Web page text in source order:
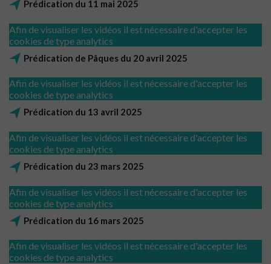
Prédication du 11 mai 2025
Afin de visualiser les vidéos il est nécessaire d'accepter les
cookies de type analytics
Prédication de Pâques du 20 avril 2025
Afin de visualiser les vidéos il est nécessaire d'accepter les
cookies de type analytics
Prédication du 13 avril 2025
Afin de visualiser les vidéos il est nécessaire d'accepter les
cookies de type analytics
Prédication du 23 mars 2025
Afin de visualiser les vidéos il est nécessaire d'accepter les
cookies de type analytics
Prédication du 16 mars 2025
Afin de visualiser les vidéos il est nécessaire d'accepter les
cookies de type analytics